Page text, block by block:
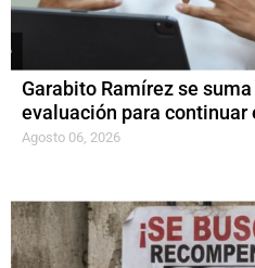
Garabito Ramírez se
evaluación para continuar
Agosto 06, 2026